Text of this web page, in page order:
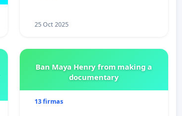
25 Oct 2025
Ban Maya Henry from making a
documentary
13 firmas